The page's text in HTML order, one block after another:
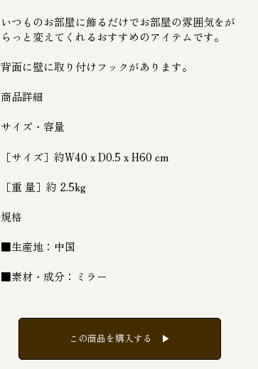
いつものお部屋に飾るだけでお部屋の雰囲気をが
らっと変えてくれるおすすめのアイテムです。
背面に壁に取り付けフックがあります。
商品詳細
サイズ・容量
［サイズ］約W40 x D0.5 x H60 cm
［重 量］約 2.5kg
規格
■生産地：中国
■素材・成分：ミラー
この商品を購入する ▶︎